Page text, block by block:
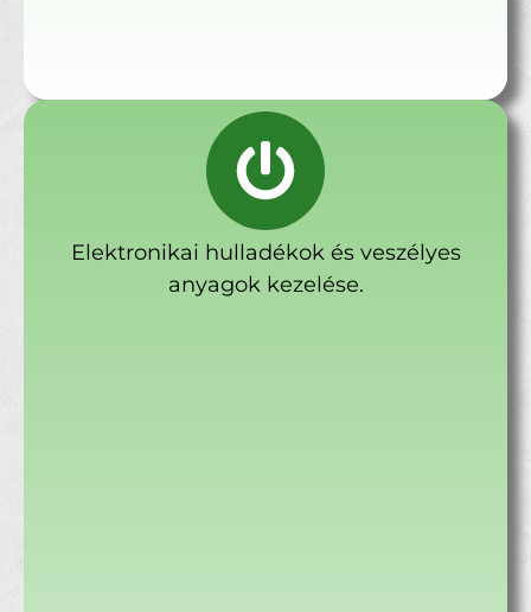
Elektronikai hulladékok és veszélyes
anyagok kezelése.